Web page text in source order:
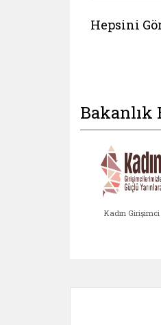
Hepsini
Bakanlık
Kadın Girişimci